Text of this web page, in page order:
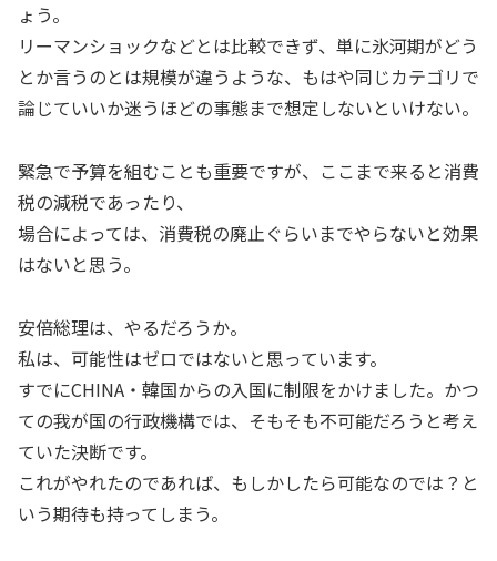
ょう。
リーマンショックなどとは比較できず、単に氷河期がどう
とか言うのとは規模が違うような、もはや同じカテゴリで
論じていいか迷うほどの事態まで想定しないといけない。
緊急で予算を組むことも重要ですが、ここまで来ると消費
税の減税であったり、
場合によっては、消費税の廃止ぐらいまでやらないと効果
はないと思う。
安倍総理は、やるだろうか。
私は、可能性はゼロではないと思っています。
すでにCHINA・韓国からの入国に制限をかけました。かつ
ての我が国の行政機構では、そもそも不可能だろうと考え
ていた決断です。
これがやれたのであれば、もしかしたら可能なのでは？と
いう期待も持ってしまう。